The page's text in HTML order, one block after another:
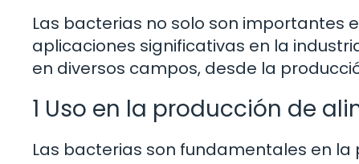
Las bacterias no solo son importantes
aplicaciones significativas en la
en diversos campos, desde la
1 Uso en la producción de
Las bacterias son fundamentales en